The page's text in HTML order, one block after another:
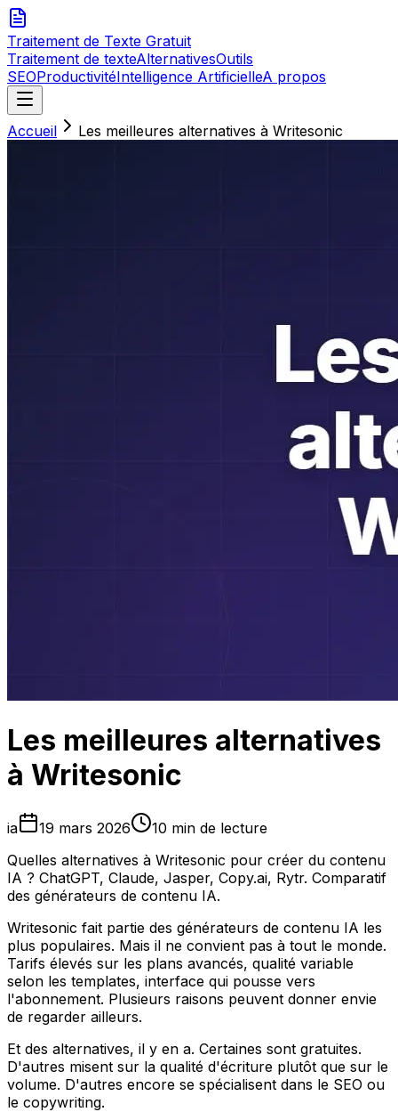
Traitement de Texte Gratuit
Traitement de texteAlternativesOutils
SEOProductivitéIntelligence ArtificielleA propos
Accueil Les meilleures alternatives à Writesonic
Les meilleures alternatives
à Writesonic
ia 19 mars 2026
10 min de lecture
Quelles alternatives à Writesonic pour créer du contenu
IA ? ChatGPT, Claude, Jasper, Copy.ai, Rytr. Comparatif
des générateurs de contenu IA.
Writesonic fait partie des générateurs de contenu IA les
plus populaires. Mais il ne convient pas à tout le monde.
Tarifs élevés sur les plans avancés, qualité variable
selon les templates, interface qui pousse vers
l'abonnement. Plusieurs raisons peuvent donner envie
de regarder ailleurs.
Et des alternatives, il y en a. Certaines sont gratuites.
D'autres misent sur la qualité d'écriture plutôt que sur le
volume. D'autres encore se spécialisent dans le SEO ou
le copywriting.